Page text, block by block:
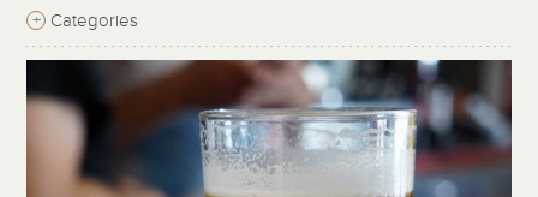
+ Categories